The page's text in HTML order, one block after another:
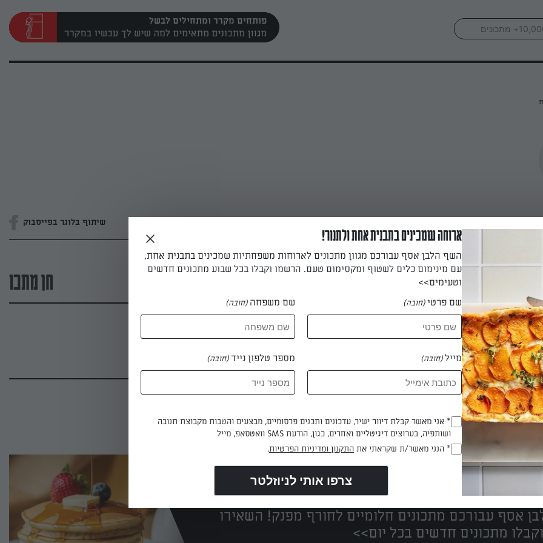
פותחים מקרר ומתחילים לבשל
שיתוף בלוגר בפייסבוק
חן מתכו
חן מתכו
הכי טעימים במקום אחד!
אסף עבורכם מתכונים חלומיים לחורף מפנק! השאירו
מתכונים חדשים בכל יום>>
ארוחה שמכינים בתבנית אחת ולתנור!
השף הלבן אסף עבורכם מגוון מתכונים לארוחות משפחתיות שמכינים בתבנית אחת,
עם מינימום כלים לשטוף ומקסימום טעם. הרשמו וקבלו בכל שבוע מתכונים חדשים
וטעימים>>
שם פרטי(חובה) שם משפחה (חובה)
מייל(חובה) מספר טלפון נייד(חובה)
(חובה)
* אני מאשר קבלת דיוור ישיר, עדכונים ותכנים פרסומיים, מבצעים והטבות מקבוצת תנובה
ושותפיה, בערוצים דיגיטליים ואחרים, כגון, הודעת SMS וואטסאפ, מייל
(חובה)
* הנני מאשר/ת שקראתי את התקנון ומדיניות הפרטיות.